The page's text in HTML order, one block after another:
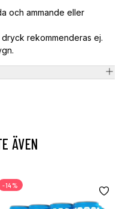
och ammande eller
rekommenderas ej.
ÄVEN
-14%